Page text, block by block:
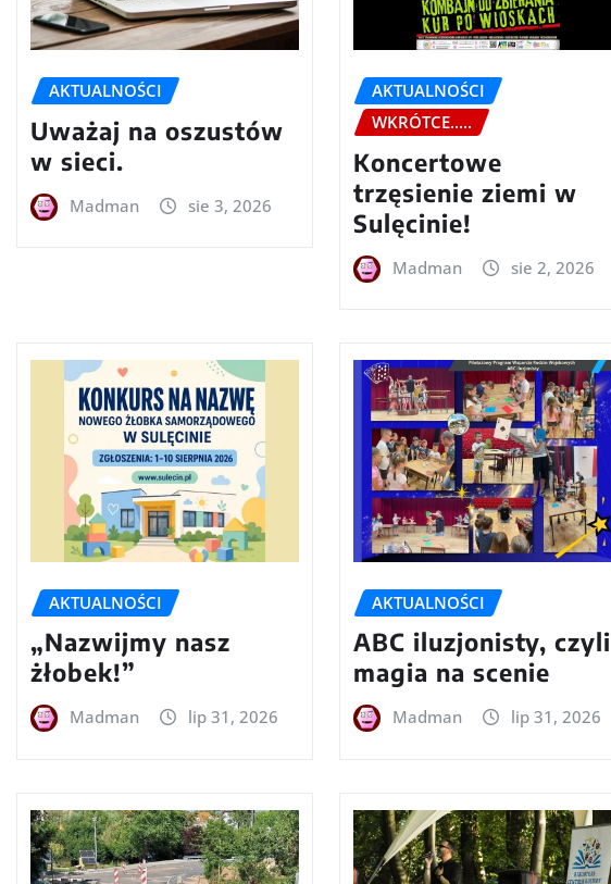
AKTUALNOŚCI
Uważaj na oszustów
w sieci.
Madman sie 3, 2026
AKTUALNOŚCI
WKRÓTCE.....
Koncertowe
trzęsienie ziemi w
Sulęcinie!
Madman sie 2, 2026
AKTUALNOŚCI
„Nazwijmy nasz
żłobek!”
Madman lip 31, 2026
AKTUALNOŚCI
ABC iluzjonisty, czyli
magia na scenie
Madman lip 31, 2026